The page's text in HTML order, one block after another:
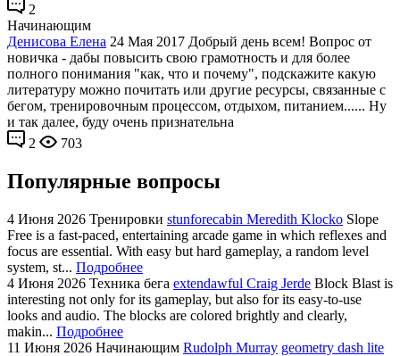
2
Начинающим
Денисова Елена 24 Мая 2017 Добрый день всем! Вопрос от
новичка - дабы повысить свою грамотность и для более
полного понимания "как, что и почему", подскажите какую
литературу можно почитать или другие ресурсы, связанные с
бегом, тренировочным процессом, отдыхом, питанием...... Ну
и так далее, буду очень признательна
2
703
Популярные вопросы
4 Июня 2026 Тренировки stunforecabin Meredith Klocko Slope
Free is a fast-paced, entertaining arcade game in which reflexes and
focus are essential. With easy but hard gameplay, a random level
system, st... Подробнее
4 Июня 2026 Техника бега extendawful Craig Jerde Block Blast is
interesting not only for its gameplay, but also for its easy-to-use
looks and audio. The blocks are colored brightly and clearly,
makin... Подробнее
11 Июня 2026 Начинающим Rudolph Murray geometry dash lite